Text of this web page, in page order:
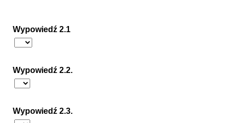
Wypowiedź 2.1
Wypowiedź 2.2.
Wypowiedź 2.3.